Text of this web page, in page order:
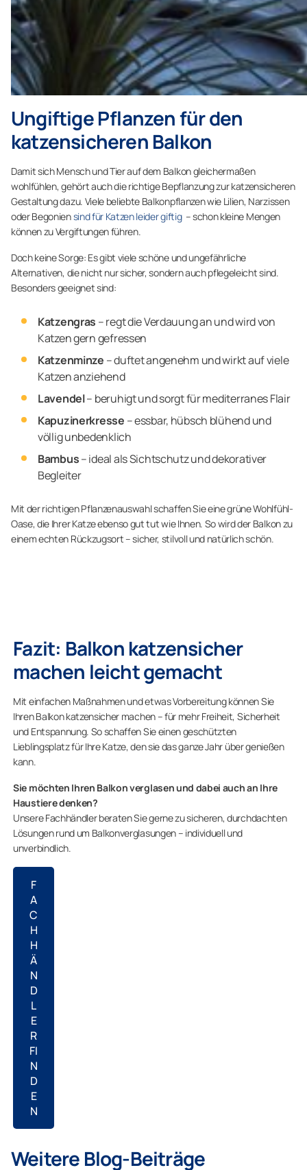
Ungiftige Pflanzen für den
katzensicheren Balkon
Damit sich Mensch und Tier auf dem Balkon gleichermaßen
wohlfühlen, gehört auch die richtige Bepflanzung zur katzensicheren
Gestaltung dazu. Viele beliebte Balkonpflanzen wie Lilien, Narzissen
oder Begoniensind für Katzen leider giftig– schon kleine Mengen
können zu Vergiftungen führen.
Doch keine Sorge: Es gibt viele schöne und ungefährliche
Alternativen, die nicht nur sicher, sondern auch pflegeleicht sind.
Besonders geeignet sind:
Katzengras – regt die Verdauung an und wird von
Katzen gern gefressen
Katzenminze – duftet angenehm und wirkt auf viele
Katzen anziehend
Lavendel– beruhigt und sorgt für mediterranes Flair
Kapuzinerkresse – essbar, hübsch blühend und
völlig unbedenklich
Bambus– ideal als Sichtschutz und dekorativer
Begleiter
Mit der richtigen Pflanzenauswahl schaffen Sie eine grüne Wohlfühl-
Oase, die Ihrer Katze ebenso gut tut wie Ihnen. So wird der Balkon zu
einem echten Rückzugsort – sicher, stilvoll und natürlich schön.
Fazit: Balkon katzensicher
machen leicht gemacht
Mit einfachen Maßnahmen und etwas Vorbereitung können Sie
Ihren Balkon katzensicher machen – für mehr Freiheit, Sicherheit
und Entspannung. So schaffen Sie einen geschützten
Lieblingsplatz für Ihre Katze, den sie das ganze Jahr über genießen
kann.
Sie möchten Ihren Balkon verglasen und dabei auch an Ihre
Haustiere denken?
Unsere Fachhändler beraten Sie gerne zu sicheren, durchdachten
Lösungen rund um Balkonverglasungen – individuell und
unverbindlich.
F
A
C
H
H
Ä
N
D
L
E
R
FI
N
D
E
N
Weitere Blog-Beiträge